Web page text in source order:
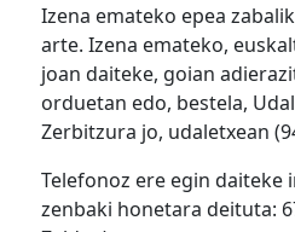
Izena emateko epea
arte. Izena emateko,
joan daiteke, goian
orduetan edo, bestela,
Zerbitzura jo, udaletxean
Telefonoz ere egin daiteke
zenbaki honetara deituta: